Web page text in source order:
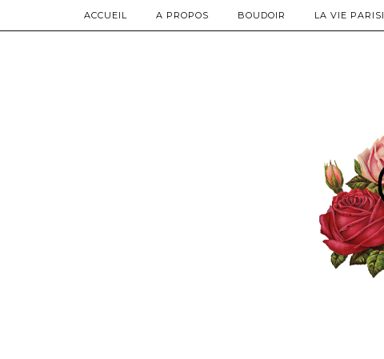
ACCUEIL A PROPOS BOUDOIR LA VIE